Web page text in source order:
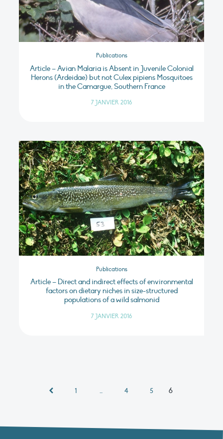
Publications
Article – Avian Malaria is Absent in Juvenile Colonial
Herons (Ardeidae) but not Culex pipiens Mosquitoes
in the Camargue, Southern France
7 JANVIER 2016
Publications
Article – Direct and indirect effects of environmental
factors on dietary niches in size-structured
populations of a wild salmonid
7 JANVIER 2016
1 … 4 5 6